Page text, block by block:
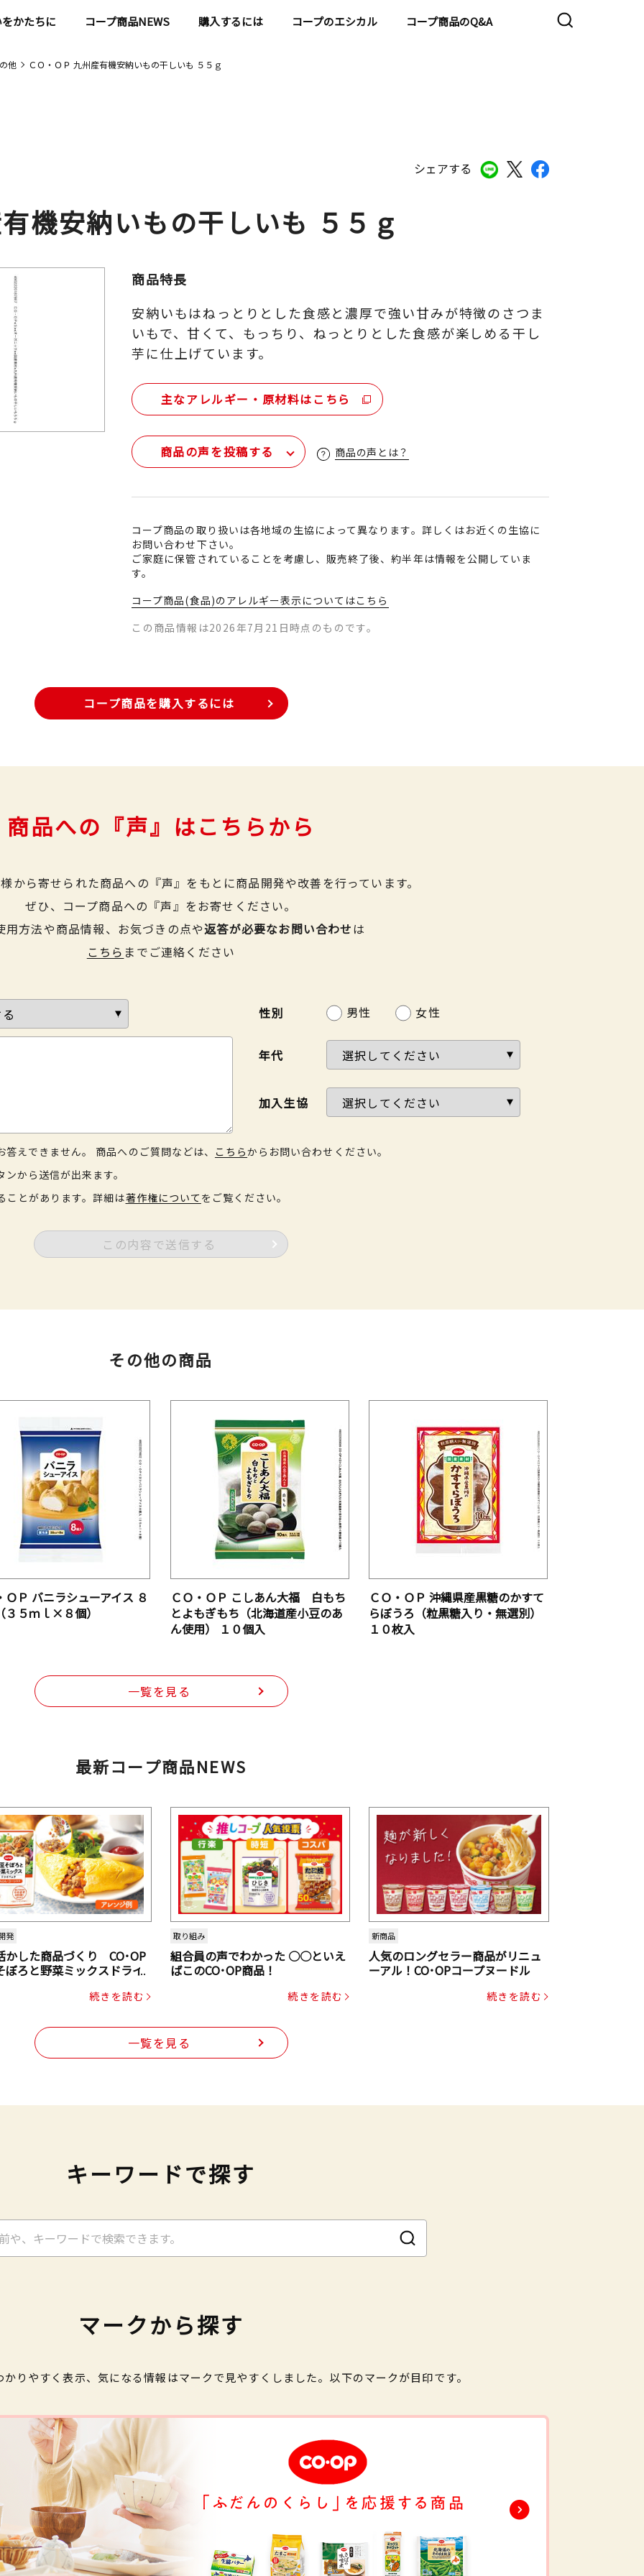
かたちに コープ商品NEWS 購入するには コープのエシカル コープ商品のQ&A
他 ＣＯ・ＯＰ 九州産有機安納いもの干しいも ５５ｇ
シェアする
機安納いもの干しいも ５５ｇ
商品特長
安納いもはねっとりとした食感と濃厚で強い甘みが特徴のさつま
いもで、甘くて、もっちり、ねっとりとした食感が楽しめる干し
芋に仕上げています。
主なアレルギー・原材料はこちら
商品の声を投稿する 商品の声とは？
コープ商品の取り扱いは各地域の生協によって異なります。詳しくはお近くの生協に
お問い合わせ下さい。
ご家庭に保管されていることを考慮し、販売終了後、約半年は情報を公開していま
す。
コープ商品(食品)のアレルギー表示についてはこちら
この商品情報は2026年7月21日時点のものです。
コープ商品を購入するには
商品への『声』はこちらから
から寄せられた商品への『声』をもとに商品開発や改善を行っています。
ぜひ、コープ商品への『声』をお寄せください。
用方法や商品情報、お気づきの点や返答が必要なお問い合わせは
こちら までご連絡ください
性別 男性 女性
年代
加入生協
えできません。 商品へのご質問などは、 こちらからお問い合わせください。
から送信が出来ます。
とがあります。詳細は著作権について をご覧ください。
この内容で送信する
その他の商品
ＯＰ バニラシューアイス ８
３５ｍｌ×８個）
ＣＯ・ＯＰ こしあん大福 白もち
とよもぎもち（北海道産小豆のあ
ん使用） １０個入
ＣＯ・ＯＰ 沖縄県産黒糖のかすて
らぼうろ（粒黒糖入り・無選別）
１０枚入
一覧を見る
最新コープ商品NEWS
発
かした商品づくり CO･OP
ぼろと野菜ミックスドライ
続きを読む
取り組み
組合員の声でわかった ○○といえ
ばこのCO･OP商品！
続きを読む
新商品
人気のロングセラー商品がリニュ
ーアル！CO･OPコープヌードル
続きを読む
一覧を見る
キーワードで探す
マークから探す
りやすく表示、気になる情報はマークで見やすくしました。以下のマークが目印です。